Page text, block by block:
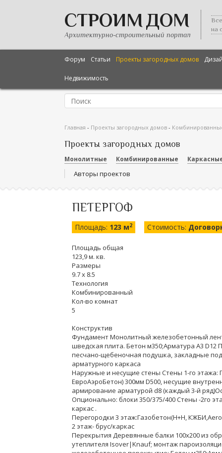
СТРОИМ ДОМ
Архитектурно-строительный портал
на
Форум Статьи Проекты загородных домов
Недвижимость
Главная - Проекты загородных домов -
Проекты загородных домов
Монолитные Комбинированные
Авторы проектов
ПЕТЕРГОФ
Площадь: 123 м2 Стоимость:
Площадь общая
123,9 м. кв.
Размеры
9.7 x 8.5
Технология
Комбинированный
Кол-во комнат
5
Конструктив
Фундамент Монолитный железобетонный
шведская плита. Бетон м350;Арматура А3
песчано-щебеночная подушка, закладные
арматурного каркаса
Наружные и несущие стены Стены 1-го этажа:
ЕвроАэроБетон) 300мм D500, несущие
армирование арматурой d8 (каждый 3-й
Опционально: блоки 350/375/400 Стены -2го
каркас .
Перегородки 3 этаж:Газобетон(H+H,
2 этаж- брус/каркас
Перекрытия Деревянные балки 100х200 из
утеплителя Isover|Knauf; монтаж